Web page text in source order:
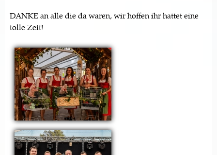
DANKE an alle die da waren, wir hoffen ihr hattet eine
tolle Zeit!
Seiten